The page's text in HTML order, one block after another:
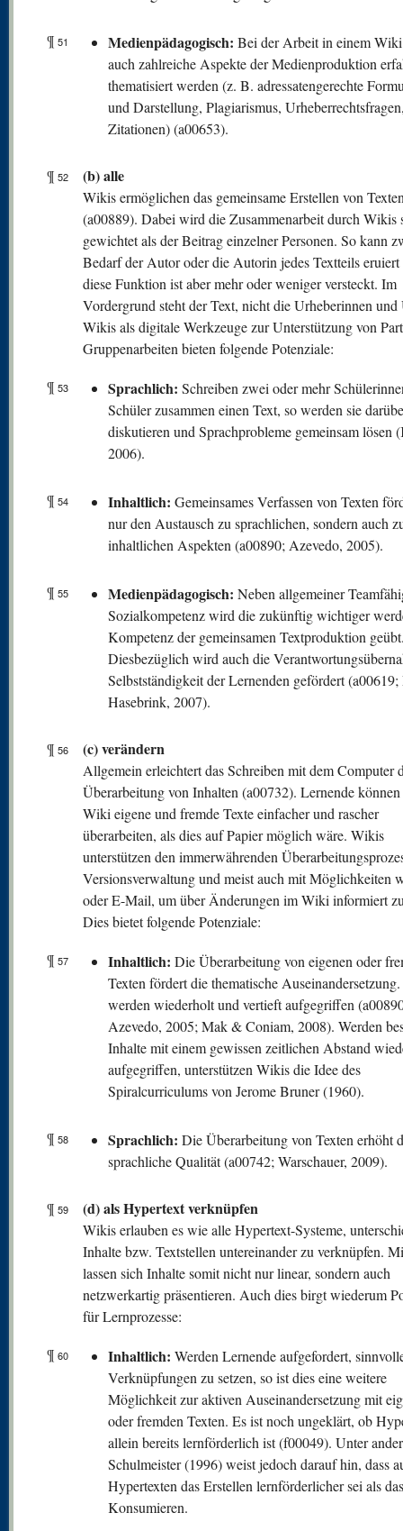
¶ 51 Medienpädagogisch: Bei der Arbeit in einem
auch zahlreiche Aspekte der Medienproduktion
thematisiert werden (z. B. adressatengerechte
und Darstellung, Plagiarismus,
Zitationen) (a00653).
¶ 52 (b) alle
Wikis ermöglichen das gemeinsame Erstellen von
(a00889). Dabei wird die Zusammenarbeit durch Wikis
gewichtet als der Beitrag einzelner Personen. So kann
Bedarf der Autor oder die Autorin jedes Textteils
diese Funktion ist aber mehr oder weniger versteckt. Im
Vordergrund steht der Text, nicht die Urheberinnen und
Wikis als digitale Werkzeuge zur Unterstützung von
Gruppenarbeiten bieten folgende Potenziale:
¶ 53 Sprachlich: Schreiben zwei oder mehr
Schüler zusammen einen Text, so werden sie
diskutieren und Sprachprobleme gemeinsam lösen
2006).
¶ 54 Inhaltlich: Gemeinsames Verfassen von Texten
nur den Austausch zu sprachlichen, sondern auch
inhaltlichen Aspekten (a00890; Azevedo, 2005).
¶ 55 Medienpädagogisch: Neben allgemeiner
Sozialkompetenz wird die zukünftig wichtiger
Kompetenz der gemeinsamen Textproduktion
Diesbezüglich wird auch die
Selbstständigkeit der Lernenden gefördert (a00619;
Hasebrink, 2007).
¶ 56 (c) verändern
Allgemein erleichtert das Schreiben mit dem Computer
Überarbeitung von Inhalten (a00732). Lernende
Wiki eigene und fremde Texte einfacher und rascher
überarbeiten, als dies auf Papier möglich wäre. Wikis
unterstützen den immerwährenden
Versionsverwaltung und meist auch mit Möglichkeiten
oder E-Mail, um über Änderungen im Wiki informiert
Dies bietet folgende Potenziale:
¶ 57 Inhaltlich: Die Überarbeitung von eigenen oder
Texten fördert die thematische
werden wiederholt und vertieft aufgegriffen
Azevedo, 2005; Mak & Coniam, 2008). Werden
Inhalte mit einem gewissen zeitlichen Abstand
aufgegriffen, unterstützen Wikis die Idee des
Spiralcurriculums von Jerome Bruner (1960).
¶ 58 Sprachlich: Die Überarbeitung von Texten erhöht
sprachliche Qualität (a00742; Warschauer, 2009).
¶ 59 (d) als Hypertext verknüpfen
Wikis erlauben es wie alle Hypertext-Systeme,
Inhalte bzw. Textstellen untereinander zu verknüpfen.
lassen sich Inhalte somit nicht nur linear, sondern auch
netzwerkartig präsentieren. Auch dies birgt wiederum
für Lernprozesse:
¶ 60 Inhaltlich: Werden Lernende aufgefordert,
Verknüpfungen zu setzen, so ist dies eine weitere
Möglichkeit zur aktiven Auseinandersetzung mit
oder fremden Texten. Es ist noch ungeklärt, ob
allein bereits lernförderlich ist (f00049). Unter
Schulmeister (1996) weist jedoch darauf hin, dass
Hypertexten das Erstellen lernförderlicher sei als
Konsumieren.